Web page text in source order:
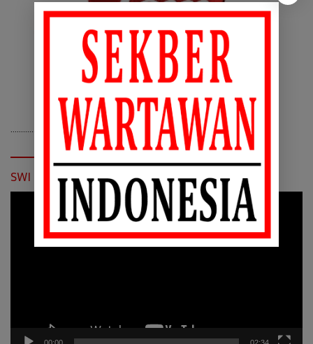
………………………Klik Disini ……………………..
SWI Daftar Dewan Pers